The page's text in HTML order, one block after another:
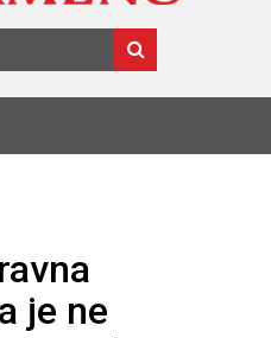
je ne